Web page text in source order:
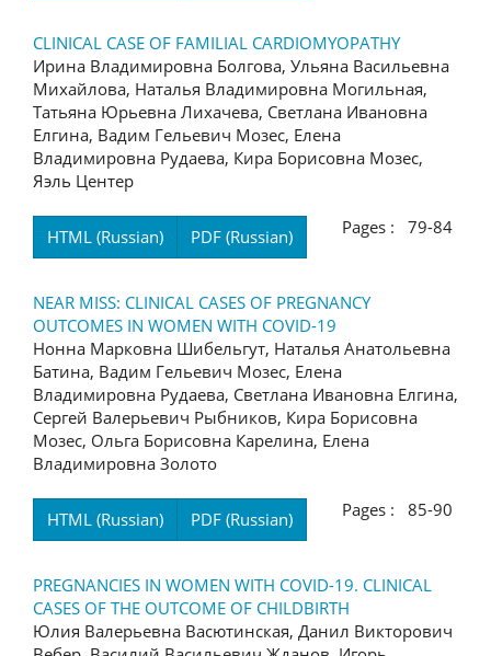
CLINICAL CASE OF FAMILIAL CARDIOMYOPATHY
Ирина Владимировна Болгова, Ульяна Васильевна
Михайлова, Наталья Владимировна Могильная,
Татьяна Юрьевна Лихачева, Светлана Ивановна
Елгина, Вадим Гельевич Мозес, Елена
Владимировна Рудаева, Кира Борисовна Мозес,
Яэль Центер
HTML (Russian) PDF (Russian) Pages : 79-84
NEAR MISS: CLINICAL CASES OF PREGNANCY
OUTCOMES IN WOMEN WITH COVID-19
Нонна Марковна Шибельгут, Наталья Анатольевна
Батина, Вадим Гельевич Мозес, Елена
Владимировна Рудаева, Светлана Ивановна Елгина,
Сергей Валерьевич Рыбников, Кира Борисовна
Мозес, Ольга Борисовна Карелина, Елена
Владимировна Золото
HTML (Russian) PDF (Russian) Pages : 85-90
PREGNANCIES IN WOMEN WITH COVID-19. CLINICAL
CASES OF THE OUTCOME OF CHILDBIRTH
Юлия Валерьевна Васютинская, Данил Викторович